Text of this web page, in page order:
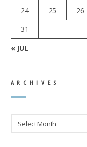
24
25 26
31
« JUL
ARCHIVES